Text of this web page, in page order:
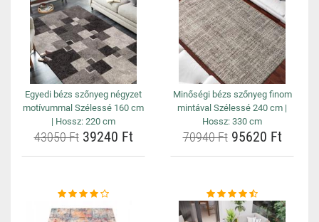
Egyedi bézs szőnyeg négyzet
motívummal Szélessé 160 cm
| Hossz: 220 cm
43050 Ft39240 Ft
Minőségi bézs szőnyeg finom
mintával Szélessé 240 cm |
Hossz: 330 cm
70940 Ft95620 Ft